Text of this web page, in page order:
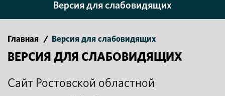
Версия для слабовидящих
Главная / Версия для слабовидящих
ВЕРСИЯ ДЛЯ СЛАБОВИДЯЩИХ
Сайт Ростовской областной